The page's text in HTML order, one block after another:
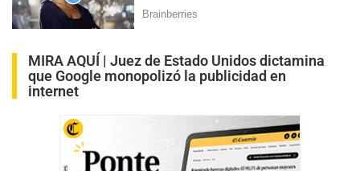
MIRA AQUÍ | Juez de Estado Unidos dictamina
que Google monopolizó la publicidad en
internet